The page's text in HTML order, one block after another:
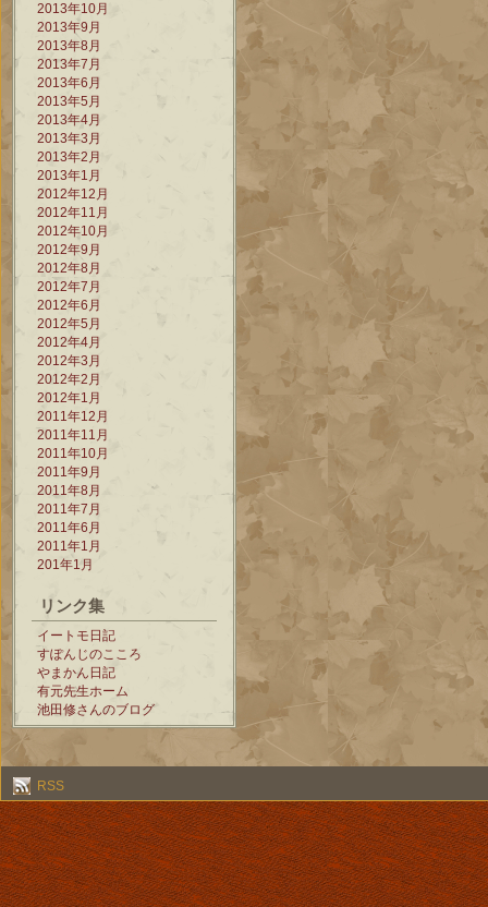
2013年10月
2013年9月
2013年8月
2013年7月
2013年6月
2013年5月
2013年4月
2013年3月
2013年2月
2013年1月
2012年12月
2012年11月
2012年10月
2012年9月
2012年8月
2012年7月
2012年6月
2012年5月
2012年4月
2012年3月
2012年2月
2012年1月
2011年12月
2011年11月
2011年10月
2011年9月
2011年8月
2011年7月
2011年6月
2011年1月
201年1月
リンク集
イートモ日記
すぽんじのこころ
やまかん日記
有元先生ホーム
池田修さんのブログ
RSS